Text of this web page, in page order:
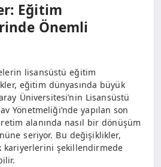
Eğitim
Önemli
lisansüstü eğitim
eğitim dünyasında büyük
Üniversitesi’nin Lisansüstü
Yönetmeliği’nde yapılan son
alanında nasıl bir dönüşüm
seriyor. Bu değişiklikler,
kariyerlerini şekillendirmede